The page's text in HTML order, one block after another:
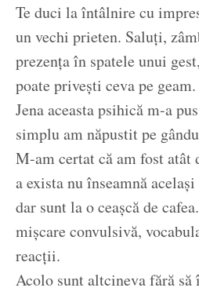
Te duci la întâlnire cu
un vechi prieten. Saluți,
prezența în spatele unui
poate privești ceva pe geam.
Jena aceasta psihică m-a
simplu am năpustit pe
M-am certat că am fost atât
a exista nu înseamnă
dar sunt la o ceașcă de
mișcare convulsivă,
reacții.
Acolo sunt altcineva fără să